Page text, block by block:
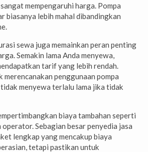
mempengaruhi harga. Pompa
biasanya lebih mahal dibandingkan
sewa juga memainkan peran penting
Semakin lama Anda menyewa,
tarif yang lebih rendah.
merencanakan penggunaan pompa
menyewa terlalu lama jika tidak
biaya tambahan seperti
Sebagian besar penyedia jasa
lengkap yang mencakup biaya
tetapi pastikan untuk